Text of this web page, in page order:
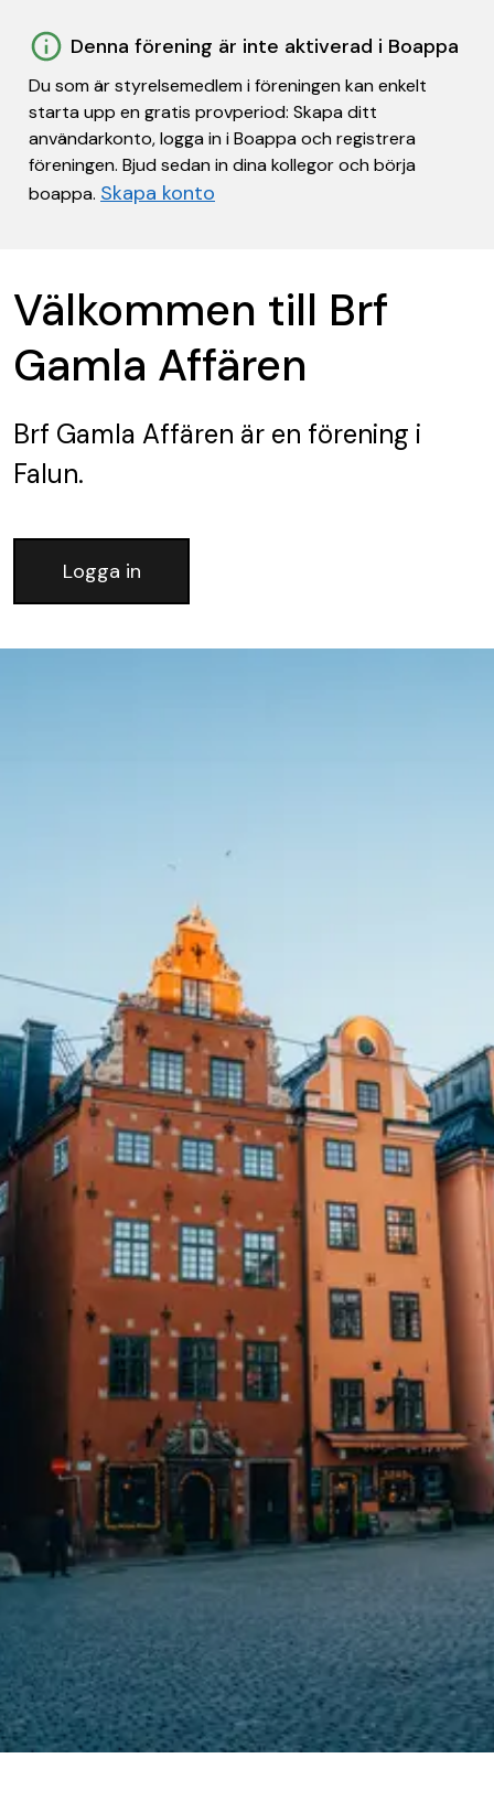
Denna förening är inte aktiverad i Boappa
Du som är styrelsemedlem i föreningen kan enkelt
starta upp en gratis provperiod: Skapa ditt
användarkonto, logga in i Boappa och registrera
föreningen. Bjud sedan in dina kollegor och börja
boappa. Skapa konto
Välkommen till Brf
Gamla Affären
Brf Gamla Affären är en förening i
Falun.
Logga in